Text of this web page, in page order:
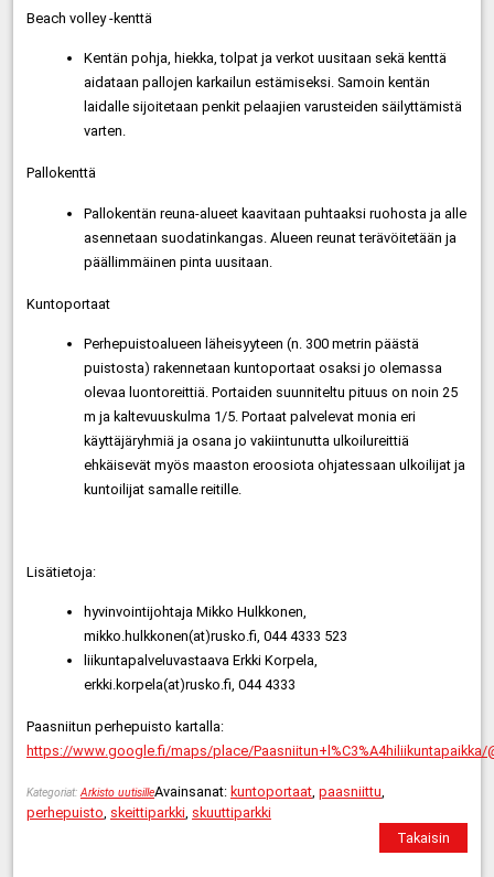
Beach volley -kenttä
Kentän pohja, hiekka, tolpat ja verkot uusitaan sekä kenttä
aidataan pallojen karkailun estämiseksi. Samoin kentän
laidalle sijoitetaan penkit pelaajien varusteiden säilyttämistä
varten.
Pallokenttä
Pallokentän reuna-alueet kaavitaan puhtaaksi ruohosta ja alle
asennetaan suodatinkangas. Alueen reunat terävöitetään ja
päällimmäinen pinta uusitaan.
Kuntoportaat
Perhepuistoalueen läheisyyteen (n. 300 metrin päästä
puistosta) rakennetaan kuntoportaat osaksi jo olemassa
olevaa luontoreittiä. Portaiden suunniteltu pituus on noin 25
m ja kaltevuuskulma 1/5. Portaat palvelevat monia eri
käyttäjäryhmiä ja osana jo vakiintunutta ulkoilureittiä
ehkäisevät myös maaston eroosiota ohjatessaan ulkoilijat ja
kuntoilijat samalle reitille.
Lisätietoja:
hyvinvointijohtaja Mikko Hulkkonen,
mikko.hulkkonen(at)rusko.fi, 044 4333 523
liikuntapalveluvastaava Erkki Korpela,
erkki.korpela(at)rusko.fi, 044 4333
Paasniitun perhepuisto kartalla:
https://www.google.fi/maps/place/Paasniitun+l%C3%A4hiliikuntapaikka/
Kategoriat:Arkisto uutisilleAvainsanat: kuntoportaat paasniittu
perhepuisto skeittiparkki skuuttiparkki
Takaisin